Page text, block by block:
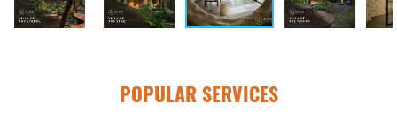
POPULAR SERVICES